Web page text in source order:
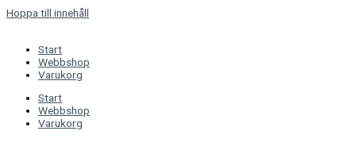
Hoppa till innehåll
Start
Webbshop
Varukorg
Start
Webbshop
Varukorg